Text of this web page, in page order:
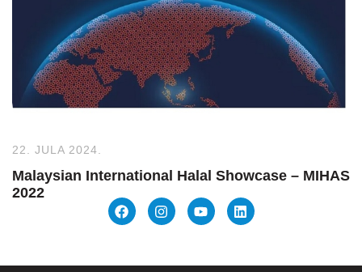
22. JULA 2024.
Malaysian International Halal Showcase – MIHAS
2022